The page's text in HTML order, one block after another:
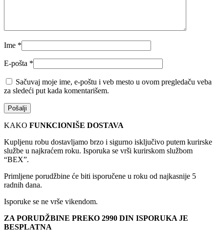
Ime *
E-pošta *
Sačuvaj moje ime, e-poštu i veb mesto u ovom pregledaču veba
za sledeći put kada komentarišem.
KAKO FUNKCIONIŠE DOSTAVA
Kupljenu robu dostavljamo brzo i sigurno isključivo putem kurirske
službe u najkraćem roku. Isporuka se vrši kurirskom službom
“BEX”.
Primljene porudžbine će biti isporučene u roku od najkasnije 5
radnih dana.
Isporuke se ne vrše vikendom.
ZA PORUDŽBINE PREKO 2990 DIN ISPORUKA JE
BESPLATNA